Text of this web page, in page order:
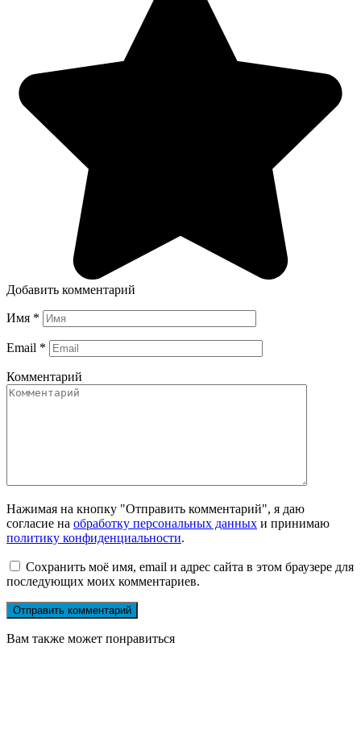
Добавить комментарий
Имя *
Email *
Комментарий
Нажимая на кнопку "Отправить комментарий", я даю
согласие на обработку персональных данных и принимаю
политику конфиденциальности.
Сохранить моё имя, email и адрес сайта в этом браузере для
последующих моих комментариев.
Вам также может понравиться